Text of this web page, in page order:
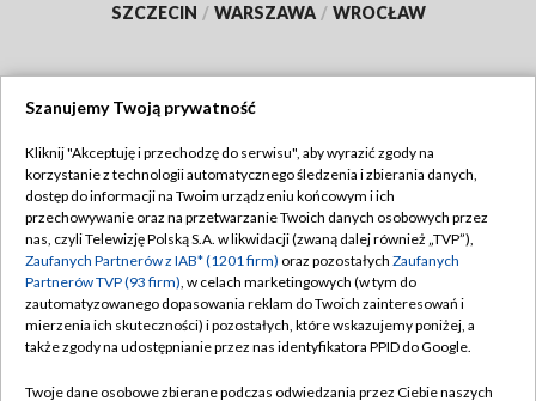
SZCZECIN / WARSZAWA / WROCŁAW
TVP
Abonament TVP
Emisja w TVP
Centrum informacji TVP
Naziemna Telewizja Cyfrowa
Regulamin TVP
Polityka prywatności
Moje zgody
Pomoc
Szanujemy Twoją prywatność
Kliknij "Akceptuję i przechodzę do serwisu", aby wyrazić zgody na
korzystanie z technologii automatycznego śledzenia i zbierania danych,
dostęp do informacji na Twoim urządzeniu końcowym i ich
przechowywanie oraz na przetwarzanie Twoich danych osobowych przez
nas, czyli Telewizję Polską S.A. w likwidacji (zwaną dalej również „TVP”),
Zaufanych Partnerów z IAB* (1201 firm) oraz pozostałych Zaufanych
Partnerów TVP (93 firm), w celach marketingowych (w tym do
zautomatyzowanego dopasowania reklam do Twoich zainteresowań i
mierzenia ich skuteczności) i pozostałych, które wskazujemy poniżej, a
także zgody na udostępnianie przez nas identyfikatora PPID do Google.
Twoje dane osobowe zbierane podczas odwiedzania przez Ciebie naszych